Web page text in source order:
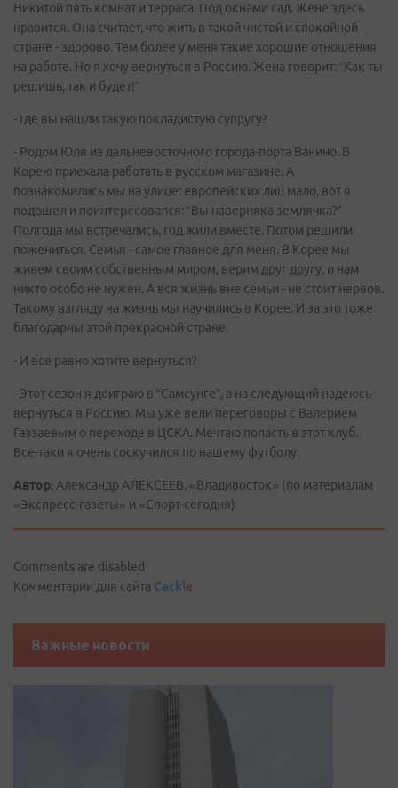
Никитой пять комнат и терраса. Под окнами сад. Жене здесь
нравится. Она считает, что жить в такой чистой и спокойной
стране - здорово. Тем более у меня такие хорошие отношения
на работе. Но я хочу вернуться в Россию. Жена говорит: “Как ты
решишь, так и будет!”
- Где вы нашли такую покладистую супругу?
- Родом Юля из дальневосточного города-порта Ванино. В
Корею приехала работать в русском магазине. А
познакомились мы на улице: европейских лиц мало, вот я
подошел и поинтересовался: “Вы наверняка землячка?”
Полгода мы встречались, год жили вместе. Потом решили
пожениться. Семья - самое главное для меня. В Корее мы
живем своим собственным миром, верим друг другу, и нам
никто особо не нужен. А вся жизнь вне семьи - не стоит нервов.
Такому взгляду на жизнь мы научились в Корее. И за это тоже
благодарны этой прекрасной стране.
- И все равно хотите вернуться?
- Этот сезон я доиграю в “Самсунге”, а на следующий надеюсь
вернуться в Россию. Мы уже вели переговоры с Валерием
Газзаевым о переходе в ЦСКА. Мечтаю попасть в этот клуб.
Все-таки я очень соскучился по нашему футболу.
Автор: Александр АЛЕКСЕЕВ, «Владивосток» (по материалам
«Экспресс-газеты» и «Спорт-сегодня)
Comments are disabled
Комментарии для сайта Cackle
Важные новости